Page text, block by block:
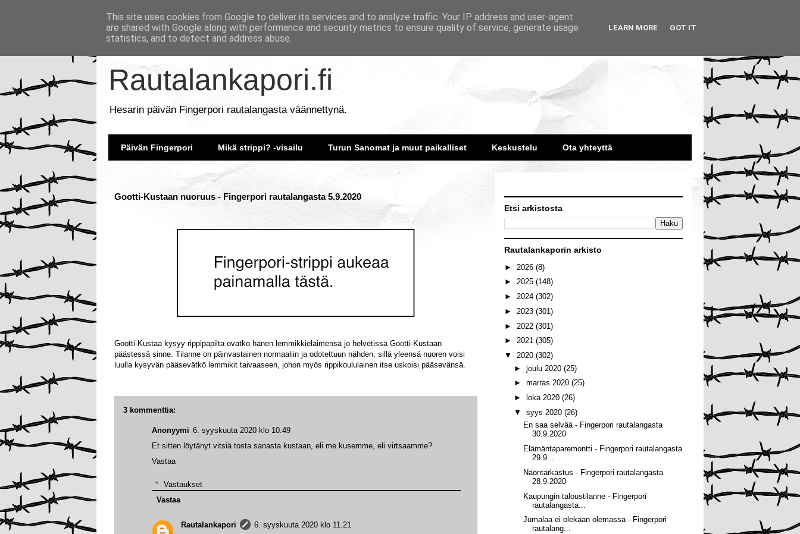
Rautalankapori.fi
Hesarin päivän Fingerpori rautalangasta väännettynä.
Päivän Fingerpori Mikä strippi? -visailu Turun Sanomat ja muut paikalliset Keskustelu Ota yhteyttä
Gootti-Kustaan nuoruus - Fingerpori rautalangasta 5.9.2020
Gootti-Kustaa kysyy rippipapilta ovatko hänen lemmikkieläimensä jo helvetissä Gootti-Kustaan
päästessä sinne. Tilanne on päinvastainen normaaliin ja odotettuun nähden, sillä yleensä nuoren voisi
luulla kysyvän pääsevätkö lemmikit taivaaseen, johon myös rippikoululainen itse uskoisi pääsevänsä.
3 kommenttia:
Anonyymi 6. syyskuuta 2020 klo 10.49
Et sitten löytänyt vitsiä tosta sanasta kustaan, eli me kusemme, eli virtsaamme?
Vastaa
Vastaukset
Rautalankapori
6. syyskuuta 2020 klo 11.21
Vastaa
Etsi arkistosta
Rautalankaporin arkisto
► 2026 (8)
► 2025 (148)
► 2024 (302)
► 2023 (301)
► 2022 (301)
► 2021 (305)
▼ 2020 (302)
► joulu 2020 (25)
► marras 2020 (25)
►
loka 2020 (26)
▼ syys 2020 (26)
En saa selvää - Fingerpori rautalangasta
30.9.2020
Elämäntaparemontti - Fingerpori rautalangasta
29.9...
Näöntarkastus - Fingerpori rautalangasta
28.9.2020
Kaupungin taloustilanne - Fingerpori
rautalangasta...
Jumalaa ei olekaan olemassa - Fingerpori
rautalang...
This site uses cookies from Google to deliver its services and to analyze traffic. Your IP address and user-agent
are shared with Google along with performance and security metrics to ensure quality of service, generate usage
statistics, and to detect and address abuse.
LEARN MORE GOT IT